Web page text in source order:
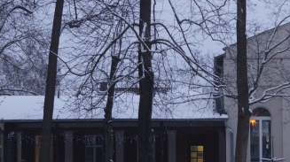
KIKI – TERMINE
KONFIRMATION 2027
JUGEND – AKTUELLES
JG²
JUGEND – TERMINE